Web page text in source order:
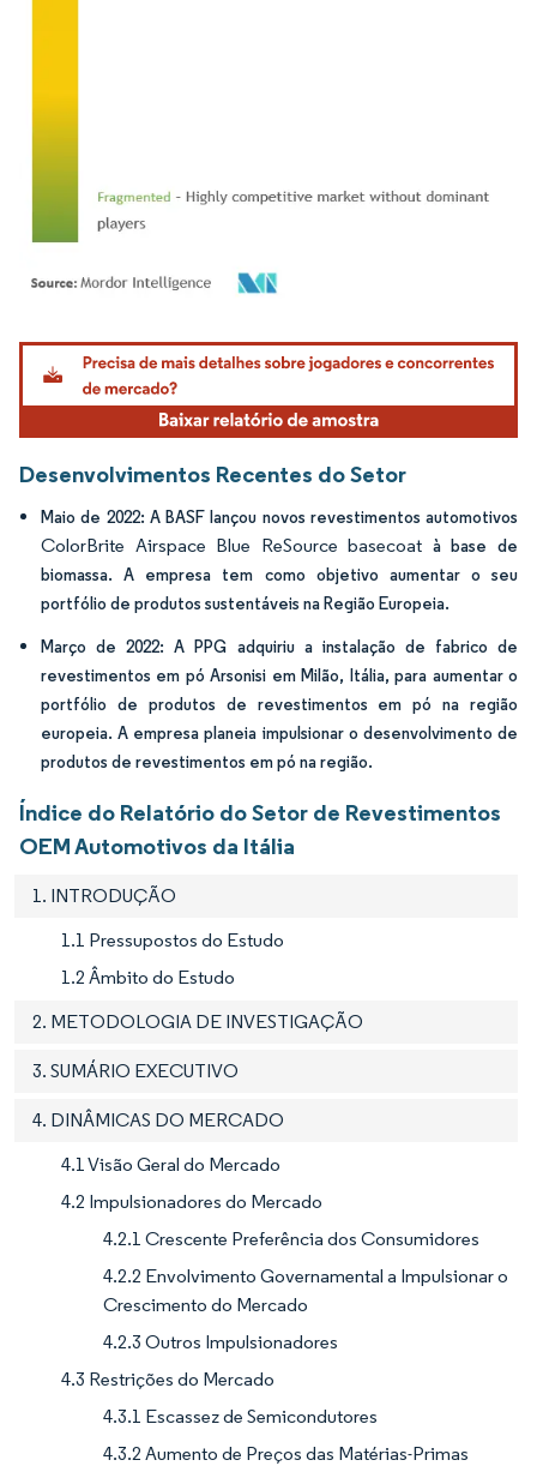
Imagem © Mordor Intelligence. O reuso requer atribuição conforme CC BY 4.0.
Desenvolvimentos Recentes do Setor
Maio de 2022: A BASF lançou novos revestimentos automotivos
ColorBrite Airspace Blue ReSource basecoat à base de
biomassa. A empresa tem como objetivo aumentar o seu
portfólio de produtos sustentáveis na Região Europeia.
Março de 2022: A PPG adquiriu a instalação de fabrico de
revestimentos em pó Arsonisi em Milão, Itália, para aumentar o
portfólio de produtos de revestimentos em pó na região
europeia. A empresa planeia impulsionar o desenvolvimento de
produtos de revestimentos em pó na região.
Índice do Relatório do Setor de Revestimentos
OEM Automotivos da Itália
1. INTRODUÇÃO
1.1 Pressupostos do Estudo
1.2 Âmbito do Estudo
2. METODOLOGIA DE INVESTIGAÇÃO
3. SUMÁRIO EXECUTIVO
4. DINÂMICAS DO MERCADO
4.1 Visão Geral do Mercado
4.2 Impulsionadores do Mercado
4.2.1 Crescente Preferência dos Consumidores
4.2.2 Envolvimento Governamental a Impulsionar o
Crescimento do Mercado
4.2.3 Outros Impulsionadores
4.3 Restrições do Mercado
4.3.1 Escassez de Semicondutores
4.3.2 Aumento de Preços das Matérias-Primas